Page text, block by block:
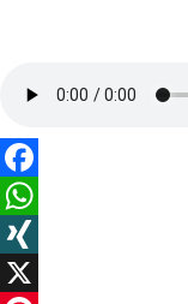
Facebook
WhatsApp
XING